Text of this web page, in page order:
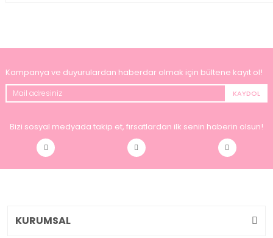
Kampanya ve duyurulardan haberdar olmak için bültene kayıt ol!
KAYDOL
Bizi sosyal medyada takip et, fırsatlardan ilk senin haberin olsun!
KURUMSAL